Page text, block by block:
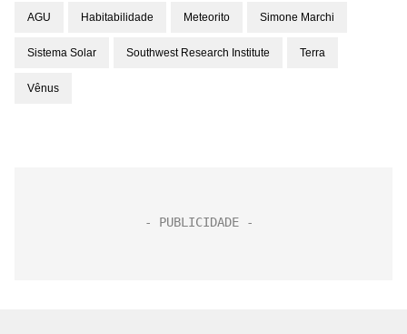
AGU Habitabilidade Meteorito Simone Marchi
Sistema Solar Southwest Research Institute Terra
Vênus